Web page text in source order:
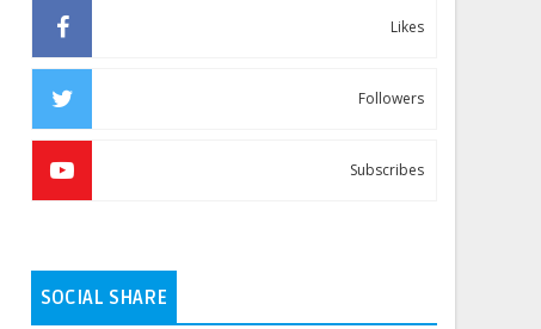
Likes
Followers
Subscribes
SOCIAL SHARE